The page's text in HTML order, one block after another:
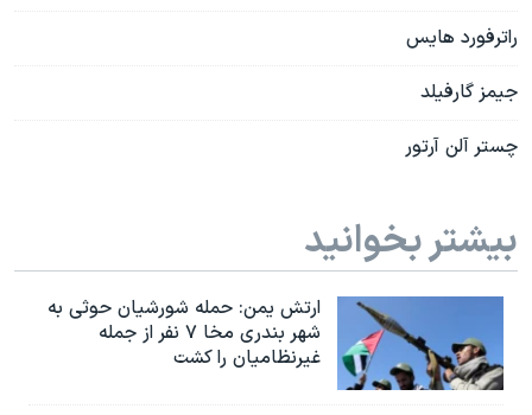
راترفورد هایس
جیمز گارفیلد
چستر آلن آرتور
بیشتر بخوانید
ارتش یمن: حمله شورشیان حوثی به
شهر بندری مخا ۷ نفر از جمله
غیرنظامیان را کشت